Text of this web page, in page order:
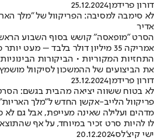
דורון פרידמן25.12.2024
לא סימבה למסיבה: הפריקוול של "מלך
אדיר
הסרט "מופאסה" קושש בסוף השבוע
אמריקה 35 מיליון דולר בלבד –
התחזיות המקוריות • הביקורות
את הביצועים של ההמשכון לסיקוול
דורון פרידמן23.12.2024
לא בטוח ששווה יציאה מהבית בגשם:
פריקוול הלייב-אקשן החדש ל"מלך
מדהים ועלילה שאינה מעייפת, אבל גם
לו להיות סרט זכיר במיוחד, על אף
ישי קיצ'לס20.12.2024